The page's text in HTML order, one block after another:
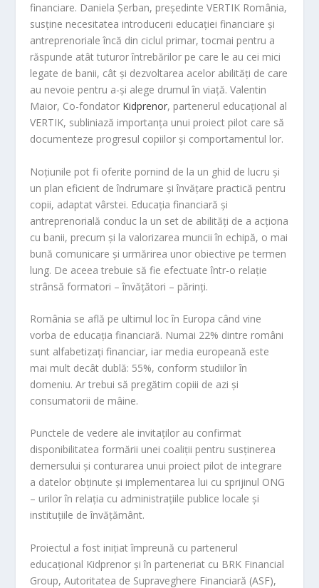
financiare. Daniela Șerban, președinte VERTIK România,
susține necesitatea introducerii educației financiare și
antreprenoriale încă din ciclul primar, tocmai pentru a
răspunde atât tuturor întrebărilor pe care le au cei mici
legate de banii, cât și dezvoltarea acelor abilități de care
au nevoie pentru a-și alege drumul în viață. Valentin
Maior, Co-fondator Kidprenor, partenerul educațional al
VERTIK, subliniază importanța unui proiect pilot care să
documenteze progresul copiilor și comportamentul lor.
Noțiunile pot fi oferite pornind de la un ghid de lucru și
un plan eficient de îndrumare și învățare practică pentru
copii, adaptat vârstei. Educația financiară și
antreprenorială conduc la un set de abilități de a acționa
cu banii, precum și la valorizarea muncii în echipă, o mai
bună comunicare și urmărirea unor obiective pe termen
lung. De aceea trebuie să fie efectuate într-o relație
strânsă formatori – învățători – părinți.
România se află pe ultimul loc în Europa când vine
vorba de educația financiară. Numai 22% dintre români
sunt alfabetizați financiar, iar media europeană este
mai mult decât dublă: 55%, conform studiilor în
domeniu. Ar trebui să pregătim copiii de azi și
consumatorii de mâine.
Punctele de vedere ale invitaților au confirmat
disponibilitatea formării unei coaliții pentru susținerea
demersului și conturarea unui proiect pilot de integrare
a datelor obținute și implementarea lui cu sprijinul ONG
– urilor în relația cu administrațiile publice locale și
instituțiile de învățământ.
Proiectul a fost inițiat împreună cu partenerul
educațional Kidprenor și în parteneriat cu BRK Financial
Group, Autoritatea de Supraveghere Financiară (ASF),